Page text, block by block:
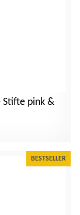
Stifte pink &
BESTSELLER